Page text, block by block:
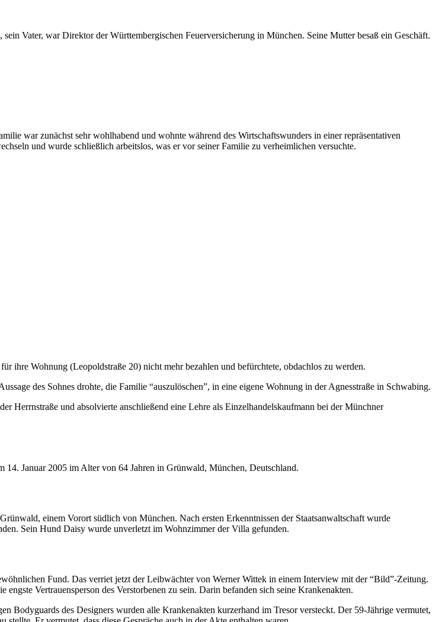
Vater, war Direktor der Württembergischen Feuerversicherung in München. Seine Mutter besaß ein Geschäft.
war zunächst sehr wohlhabend und wohnte während des Wirtschaftswunders in einer repräsentativen
und wurde schließlich arbeitslos, was er vor seiner Familie zu verheimlichen versuchte.
ihre Wohnung (Leopoldstraße 20) nicht mehr bezahlen und befürchtete, obdachlos zu werden.
des Sohnes drohte, die Familie “auszulöschen”, in eine eigene Wohnung in der Agnesstraße in Schwabing.
Herrnstraße und absolvierte anschließend eine Lehre als Einzelhandelskaufmann bei der Münchner
14. Januar 2005 im Alter von 64 Jahren in Grünwald, München, Deutschland.
einem Vorort südlich von München. Nach ersten Erkenntnissen der Staatsanwaltschaft wurde
Sein Hund Daisy wurde unverletzt im Wohnzimmer der Villa gefunden.
Fund. Das verriet jetzt der Leibwächter von Werner Wittek in einem Interview mit der “Bild”-Zeitung.
Vertrauensperson des Verstorbenen zu sein. Darin befanden sich seine Krankenakten.
Bodyguards des Designers wurden alle Krankenakten kurzerhand im Tresor versteckt. Der 59-Jährige vermutet,